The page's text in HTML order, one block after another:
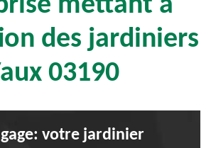
mettant à
des jardiniers
03190
votre jardinier